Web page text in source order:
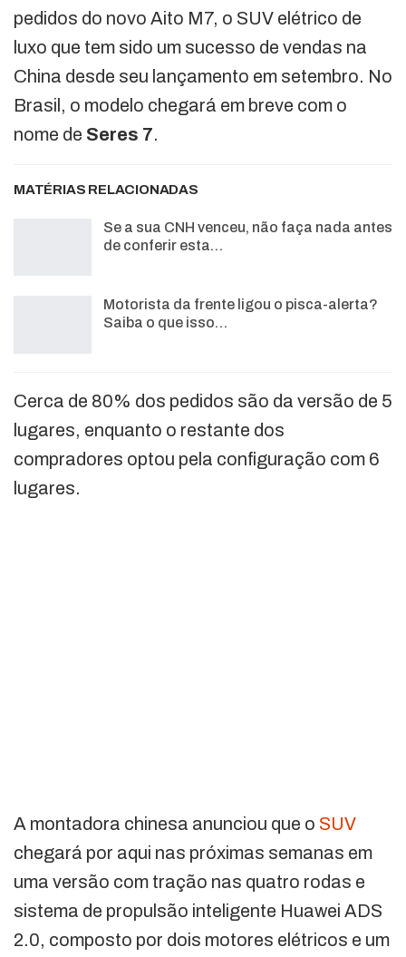
pedidos do novo Aito M7, o SUV elétrico de
luxo que tem sido um sucesso de vendas na
China desde seu lançamento em setembro. No
Brasil, o modelo chegará em breve com o
nome de Seres 7.
MATÉRIAS RELACIONADAS
Se a sua CNH venceu, não faça nada antes
de conferir esta…
Motorista da frente ligou o pisca-alerta?
Saiba o que isso…
Cerca de 80% dos pedidos são da versão de 5
lugares, enquanto o restante dos
compradores optou pela configuração com 6
lugares.
A montadora chinesa anunciou que o SUV
chegará por aqui nas próximas semanas em
uma versão com tração nas quatro rodas e
sistema de propulsão inteligente Huawei ADS
2.0, composto por dois motores elétricos e um